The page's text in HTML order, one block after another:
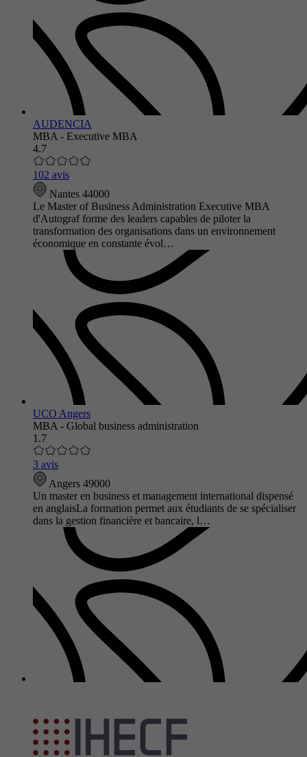
AUDENCIA
MBA - Executive MBA
4.7
102 avis
Nantes 44000
Le Master of Business Administration Executive MBA
d'Autograf forme des leaders capables de piloter la
transformation des organisations dans un environnement
économique en constante évol…
UCO Angers
MBA - Global business administration
1.7
3 avis
Angers 49000
Un master en business et management international dispensé
en anglaisLa formation permet aux étudiants de se spécialiser
dans la gestion financière et bancaire, l…